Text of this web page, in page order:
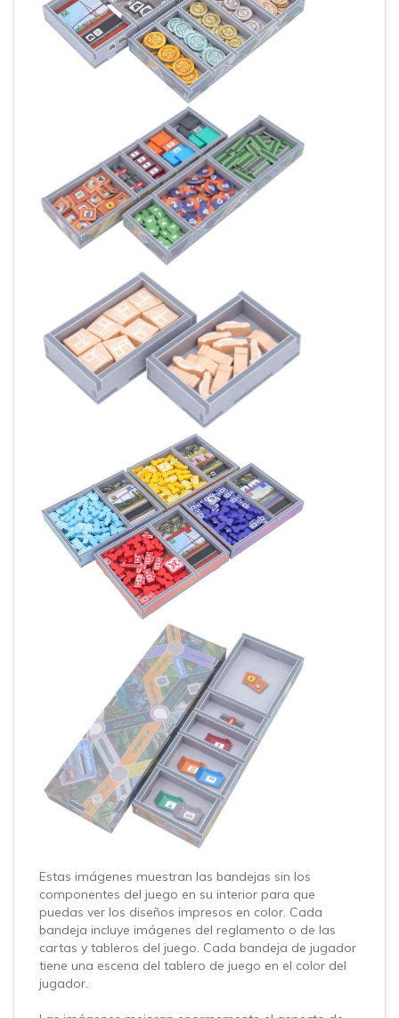
Estas imágenes muestran las bandejas sin los
componentes del juego en su interior para que
puedas ver los diseños impresos en color. Cada
bandeja incluye imágenes del reglamento o de las
cartas y tableros del juego. Cada bandeja de jugador
tiene una escena del tablero de juego en el color del
jugador.